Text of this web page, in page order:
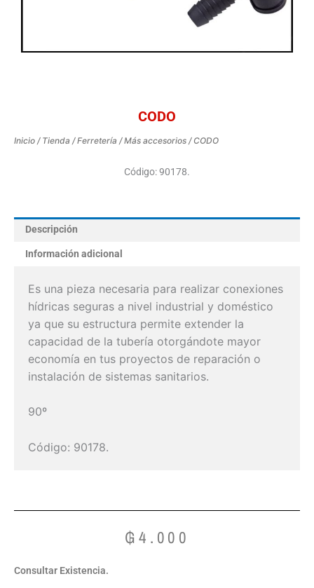
CODO
Inicio / Tienda /Ferretería /Más accesorios / CODO
Código: 90178.
Descripción
Información adicional
Es una pieza necesaria para realizar conexiones
hídricas seguras a nivel industrial y doméstico
ya que su estructura permite extender la
capacidad de la tubería otorgándote mayor
economía en tus proyectos de reparación o
instalación de sistemas sanitarios.
90º
Código: 90178.
₲4.000
Consultar Existencia.